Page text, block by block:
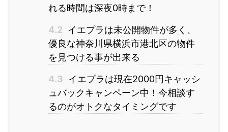
れる時間は深夜0時まで！
4.2
イエプラは未公開物件が多く、
優良な神奈川県横浜市港北区の物件
を見つける事が出来る
4.3
イエプラは現在2000円キャッシ
ュバックキャンペーン中！今相談す
るのがオトクなタイミングです